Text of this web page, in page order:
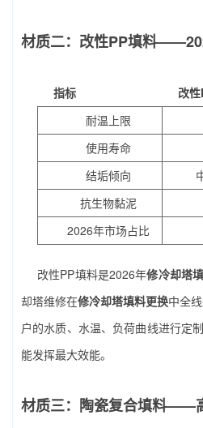
材质二：改性PP填料
指标
改
耐温上限
使用寿命
结垢倾向
抗生物黏泥
2026年市场占比
改性PP填料是2026年修冷却塔
却塔维修在修冷却塔填料更换中全
户的水质、水温、负荷曲线进行定
能发挥最大效能。
材质三：陶瓷复合填料——